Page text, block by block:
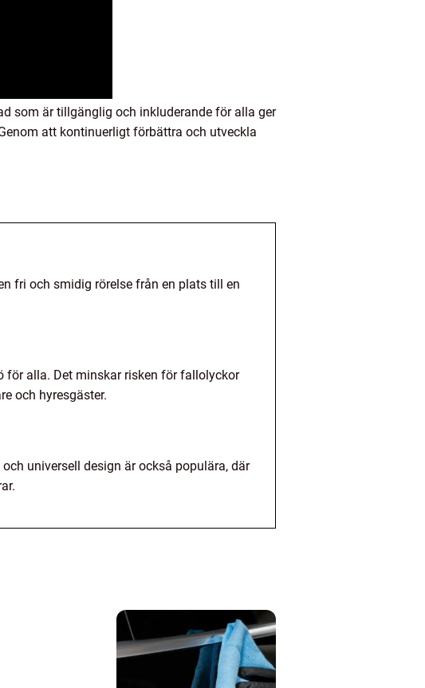
som är tillgänglig och inkluderande för alla ger
att kontinuerligt förbättra och utveckla
fri och smidig rörelse från en plats till en
alla. Det minskar risken för fallolyckor
och hyresgäster.
universell design är också populära, där